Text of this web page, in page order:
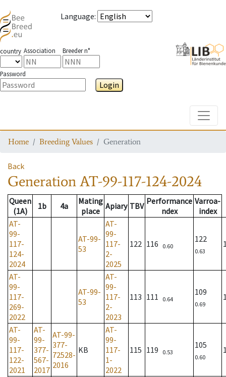
Language:
country Association Breeder n°
Password
Login
Home Breeding Values Generation
Back
GenerationAT-99-117-124-2024
Queen
(1A)
1b 4a
Mating
place Apiary TBV Performance
ndex
Varroa-
index
AT-
99-
117-
124-
2024
AT-99-
53
AT-
99-
117-
2-
2025
122 116 0.60
122
0.63
AT-
99-
117-
269-
2022
AT-99-
53
AT-
99-
117-
2-
2023
113 111 0.64
109
0.69
AT-
99-
117-
122-
2021
AT-
99-
377-
567-
2017
AT-99-
377-
72528-
2016
KB
AT-
99-
117-
1-
2022
115 119 0.53
105
0.60